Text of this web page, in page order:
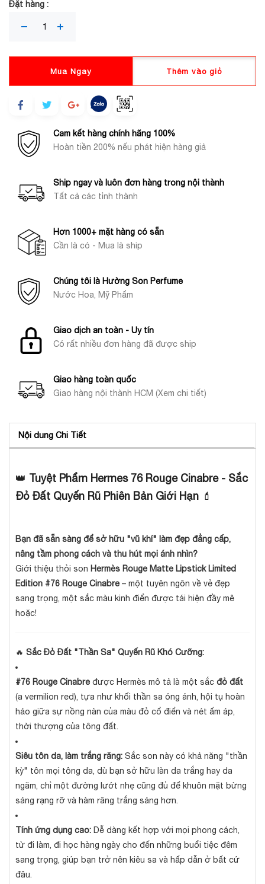
Đặt hàng :
Mua Ngay Thêm vào giỏ
Cam kết hàng chính hãng 100%
Hoàn tiền 200% nếu phát hiện hàng giả
Ship ngay và luôn đơn hàng trong nội thành
Tất cả các tỉnh thành
Hơn 1000+ mặt hàng có sẵn
Cần là có - Mua là ship
Chúng tôi là Hường Son Perfume
Nước Hoa, Mỹ Phẩm
Giao dịch an toàn - Uy tín
Có rất nhiều đơn hàng đã được ship
Giao hàng toàn quốc
Giao hàng nội thành HCM (Xem chi tiết)
Nội dung Chi Tiết
👑 Tuyệt Phẩm Hermes 76 Rouge Cinabre - Sắc
Đỏ Đất Quyến Rũ Phiên Bản Giới Hạn 💄
Bạn đã sẵn sàng để sở hữu "vũ khí" làm đẹp đẳng cấp,
nâng tầm phong cách và thu hút mọi ánh nhìn?
Giới thiệu thỏi son Hermès Rouge Matte Lipstick Limited
Edition #76 Rouge Cinabre – một tuyên ngôn về vẻ đẹp
sang trọng, một sắc màu kinh điển được tái hiện đầy mê
hoặc!
🔥 Sắc Đỏ Đất "Thần Sa" Quyến Rũ Khó Cưỡng:
#76 Rouge Cinabre được Hermès mô tả là một sắc đỏ đất
(a vermilion red), tựa như khối thần sa óng ánh, hội tụ hoàn
hảo giữa sự nồng nàn của màu đỏ cổ điển và nét ấm áp,
thời thượng của tông đất.
Siêu tôn da, làm trắng răng: Sắc son này có khả năng "thần
kỳ" tôn mọi tông da, dù bạn sở hữu làn da trắng hay da
ngăm, chỉ một đường lướt nhẹ cũng đủ để khuôn mặt bừng
sáng rạng rỡ và hàm răng trắng sáng hơn.
Tính ứng dụng cao: Dễ dàng kết hợp với mọi phong cách,
từ đi làm, đi học hàng ngày cho đến những buổi tiệc đêm
sang trọng, giúp bạn trở nên kiêu sa và hấp dẫn ở bất cứ
đâu.